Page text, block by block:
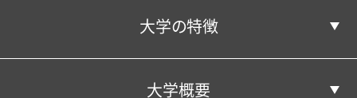
大学の特徴
コンピテンシー育成プログラムとは
大学概要